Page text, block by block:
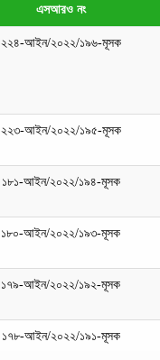
এসআরও নং
২২৪-আইন/২০২২/১৯৬-মূসক
২২৩-আইন/২০২২/১৯৫-মূসক
১৮১-আইন/২০২২/১৯৪-মূসক
১৮০-আইন/২০২২/১৯৩-মূসক
১৭৯-আইন/২০২২/১৯২-মূসক
১৭৮-আইন/২০২২/১৯১-মূসক